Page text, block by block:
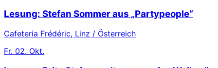
Lesung: Stefan Sommer aus „Partypeople“
Cafeteria Frédéric, Linz / Österreich
Fr. 02. Okt.